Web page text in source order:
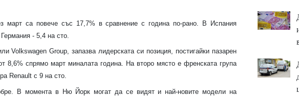
март са повече със 17,7% в сравнение с година по-рано. В Испания
- 5,4 на сто.
Volkswagen Group, запазва лидерската си позиция, постигайки пазарен
8,6% спрямо март миналата година. На второ място е френската група
Renault с 9 на сто.
В момента в Ню Йорк могат да се видят и най-новите модели на